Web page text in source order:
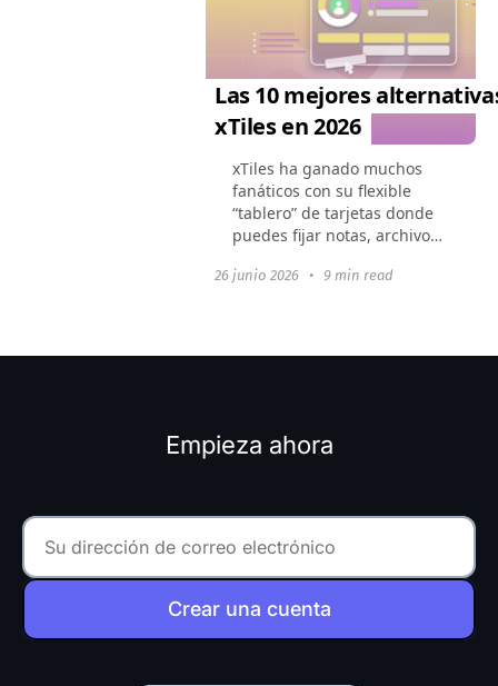
Las 10 mejores
xTiles en 2026
xTiles ha ganado muchos
fanáticos con su flexible
“tablero” de tarjetas donde
puedes fijar notas, archivos
vez que un proyecto crece,
26 junio 2026 • 9 min read
Empieza ahora
Crear una cuenta